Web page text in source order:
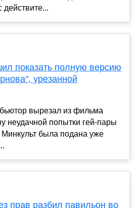
действите...
показать полную версию
урезанной
вырезал из фильма
неудачной попытки гей-пары
Минкульт была подана уже
прав разбил павильон во